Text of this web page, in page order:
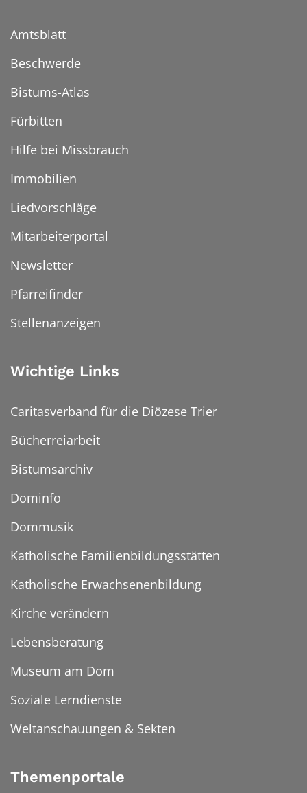
Amtsblatt
Beschwerde
Bistums-Atlas
Fürbitten
Hilfe bei Missbrauch
Immobilien
Liedvorschläge
Mitarbeiterportal
Newsletter
Pfarreifinder
Stellenanzeigen
Wichtige Links
Caritasverband für die Diözese Trier
Bücherreiarbeit
Bistumsarchiv
Dominfo
Dommusik
Katholische Familienbildungsstätten
Katholische Erwachsenenbildung
Kirche verändern
Lebensberatung
Museum am Dom
Soziale Lerndienste
Weltanschauungen & Sekten
Themenportale